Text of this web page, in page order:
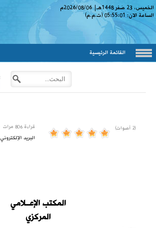
الخميس، 23 صَفر 1448 هـ|
2026/08/06م
الساعة الان: 05:55:01(ت.م.م)
القائمة الرئيسية
قراءة 806 مرات
البريد الإلكتروني
(2 أصوات)
المكتب الإعــلامي
المركزي